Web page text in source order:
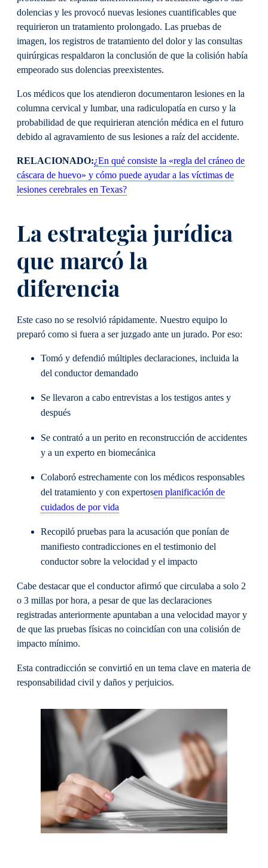
dolencias y les provocó nuevas lesiones cuantificables que
requirieron un tratamiento prolongado. Las pruebas de
imagen, los registros de tratamiento del dolor y las consultas
quirúrgicas respaldaron la conclusión de que la colisión había
empeorado sus dolencias preexistentes.
Los médicos que los atendieron documentaron lesiones en la
columna cervical y lumbar, una radiculopatía en curso y la
probabilidad de que requirieran atención médica en el futuro
debido al agravamiento de sus lesiones a raíz del accidente.
RELACIONADO:¿En qué consiste la «regla del cráneo de
cáscara de huevo» y cómo puede ayudar a las víctimas de
lesiones cerebrales en Texas?
La estrategia jurídica
que marcó la
diferencia
Este caso no se resolvió rápidamente. Nuestro equipo lo
preparó como si fuera a ser juzgado ante un jurado. Por eso:
Tomó y defendió múltiples declaraciones, incluida la
del conductor demandado
Se llevaron a cabo entrevistas a los testigos antes y
después
Se contrató a un perito en reconstrucción de accidentes
y a un experto en biomecánica
Colaboró estrechamente con los médicos responsables
del tratamiento y con expertosen planificación de
cuidados de por vida
Recopiló pruebas para la acusación que ponían de
manifiesto contradicciones en el testimonio del
conductor sobre la velocidad y el impacto
Cabe destacar que el conductor afirmó que circulaba a solo 2
o 3 millas por hora, a pesar de que las declaraciones
registradas anteriormente apuntaban a una velocidad mayor y
de que las pruebas físicas no coincidían con una colisión de
impacto mínimo.
Esta contradicción se convirtió en un tema clave en materia de
responsabilidad civil y daños y perjuicios.